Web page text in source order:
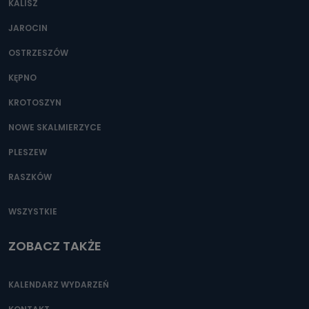
Można to zrobić pod numerem telefonu 62 735-51-05 lub
KALISZ
JAROCIN
OSTRZESZÓW
KĘPNO
KROTOSZYN
NOWE SKALMIERZYCE
PLESZEW
RASZKÓW
WSZYSTKIE
ZOBACZ TAKŻE
KALENDARZ WYDARZEŃ